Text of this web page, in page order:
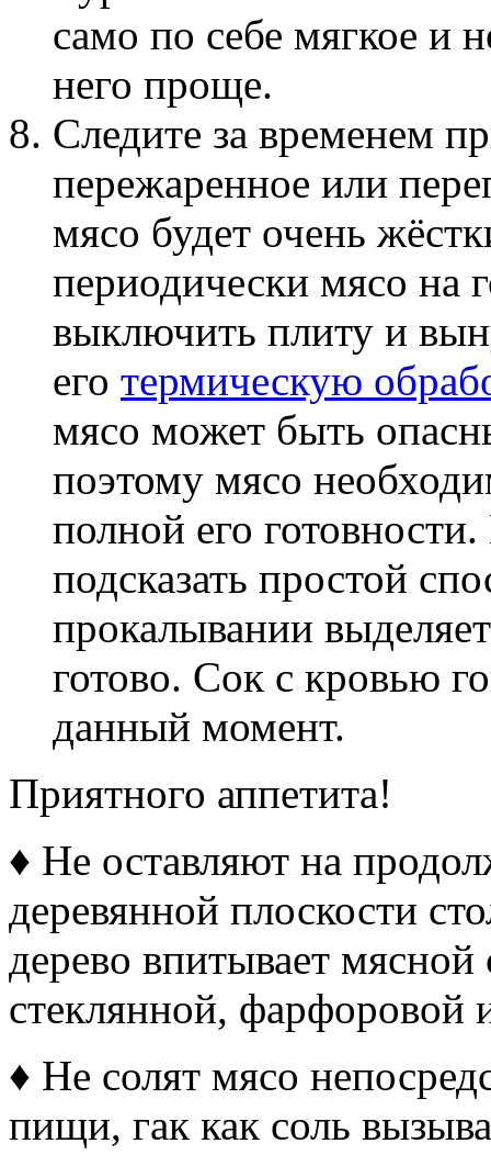
само по себе мягкое и
него проще.
Следите за временем
пережаренное или
мясо будет очень
периодически мясо на
выключить плиту и
его термическую
мясо может быть
поэтому мясо
полной его
подсказать простой
прокалывании
готово. Сок с кровью
данный момент.
Приятного аппетита!
♦ Не оставляют на
деревянной плоскости
дерево впитывает
стеклянной, фарфоровой
♦ Не солят мясо
пищи, гак как соль